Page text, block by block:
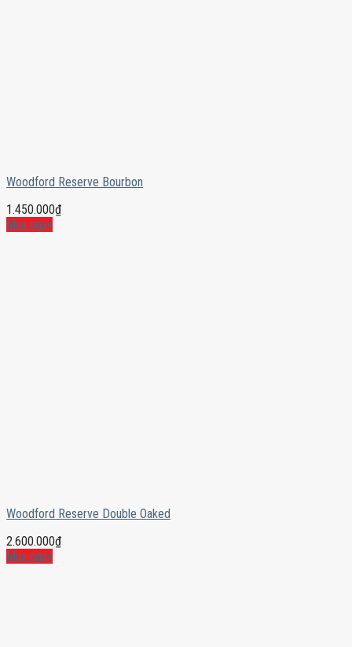
Woodford Reserve Bourbon
1.450.000₫
Mua ngay
Woodford Reserve Double Oaked
2.600.000₫
Mua ngay